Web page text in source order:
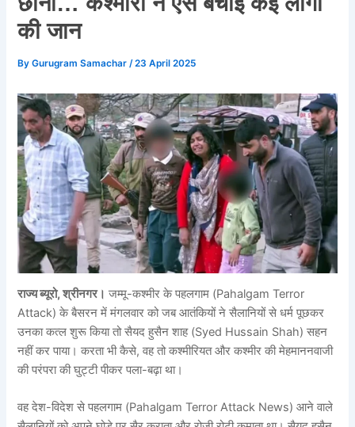
की जान
ByGurugram Samachar /23 April 2025
राज्य ब्यूरो, श्रीनगर। जम्मू-कश्मीर के पहलगाम (Pahalgam Terror
Attack) के बैसरन में मंगलवार को जब आतंकियों ने सैलानियों से धर्म पूछकर
उनका कत्ल शुरू किया तो सैयद हुसैन शाह (Syed Hussain Shah) सहन
नहीं कर पाया। करता भी कैसे, वह तो कश्मीरियत और कश्मीर की मेहमाननवाजी
की परंपरा की घुट्टी पीकर पला-बढ़ा था।
वह देश-विदेश से पहलगाम (Pahalgam Terror Attack News) आने वाले